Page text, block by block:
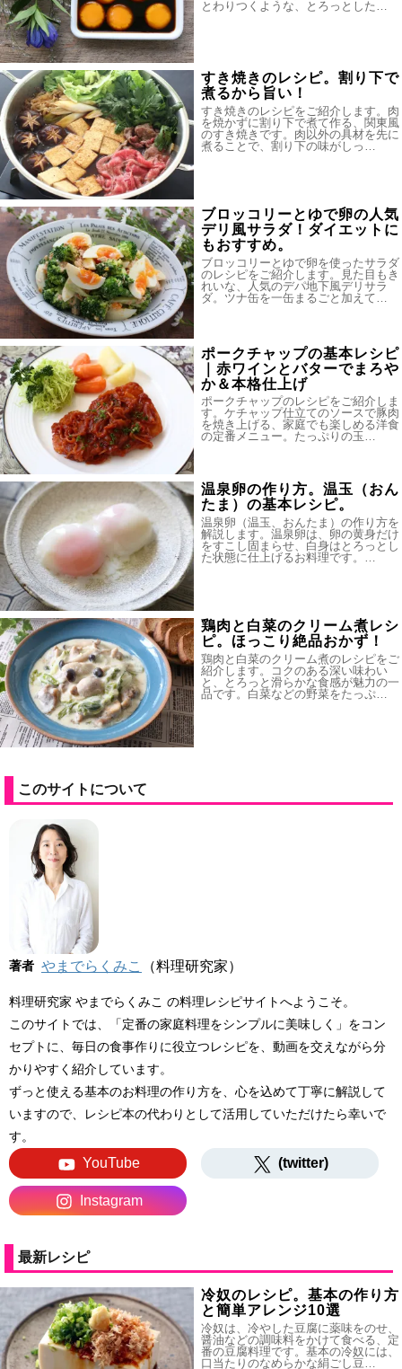
とわりつくような、とろっとした…
すき焼きのレシピ。割り下で
煮るから旨い！
すき焼きのレシピをご紹介します。肉
を焼かずに割り下で煮て作る、関東風
のすき焼きです。肉以外の具材を先に
煮ることで、割り下の味がしっ…
ブロッコリーとゆで卵の人気
デリ風サラダ！ダイエットに
もおすすめ。
ブロッコリーとゆで卵を使ったサラダ
のレシピをご紹介します。見た目もき
れいな、人気のデパ地下風デリサラ
ダ。ツナ缶を一缶まるごと加えて…
ポークチャップの基本レシピ
｜赤ワインとバターでまろや
か＆本格仕上げ
ポークチャップのレシピをご紹介しま
す。ケチャップ仕立てのソースで豚肉
を焼き上げる、家庭でも楽しめる洋食
の定番メニュー。たっぷりの玉…
温泉卵の作り方。温玉（おん
たま）の基本レシピ。
温泉卵（温玉、おんたま）の作り方を
解説します。温泉卵は、卵の黄身だけ
をすこし固まらせ、白身はとろっとし
た状態に仕上げるお料理です。…
鶏肉と白菜のクリーム煮レシ
ピ。ほっこり絶品おかず！
鶏肉と白菜のクリーム煮のレシピをご
紹介します。コクのある深い味わい
と、とろっと滑らかな食感が魅力の一
品です。白菜などの野菜をたっぷ…
このサイトについて
著者 やまでらくみこ （料理研究家）
料理研究家 やまでらくみこ の料理レシピサイトへようこそ。
このサイトでは、「定番の家庭料理をシンプルに美味しく」をコン
セプトに、毎日の食事作りに役立つレシピを、動画を交えながら分
かりやすく紹介しています。
ずっと使える基本のお料理の作り方を、心を込めて丁寧に解説して
いますので、レシピ本の代わりとして活用していただけたら幸いで
す。
YouTube (twitter)
Instagram
最新レシピ
冷奴のレシピ。基本の作り方
と簡単アレンジ10選
冷奴は、冷やした豆腐に薬味をのせ、
醤油などの調味料をかけて食べる、定
番の豆腐料理です。基本の冷奴には、
口当たりのなめらかな絹ごし豆…